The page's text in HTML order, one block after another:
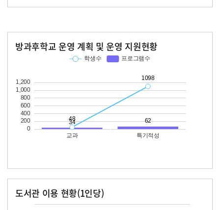
방과후학교 운영 계획 및 운영 지원현황
도서관 이용 현황(1인당)